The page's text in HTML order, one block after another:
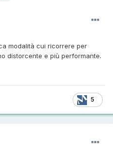
modalità cui ricorrere per
distorcente e più performante.
5